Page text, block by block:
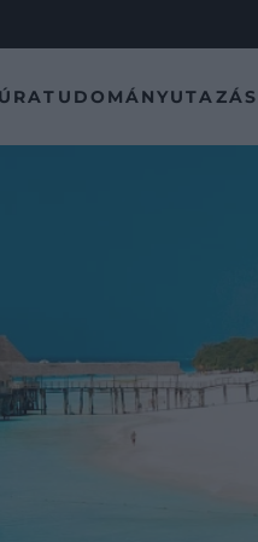
TUDOMÁNYUTAZÁS